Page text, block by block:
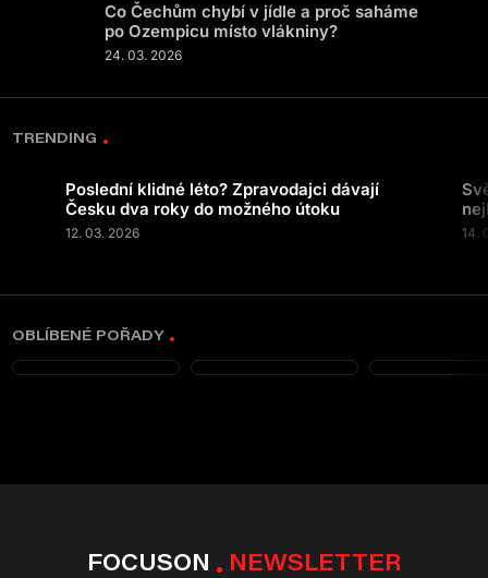
Co Čechům chybí v jídle a proč saháme
po Ozempicu místo vlákniny?
24. 03. 2026
TRENDING
Poslední klidné léto? Zpravodajci dávají
Česku dva roky do možného útoku
12. 03. 2026 14.
OBLÍBENÉ POŘADY
FOCUSON NEWSLETTER